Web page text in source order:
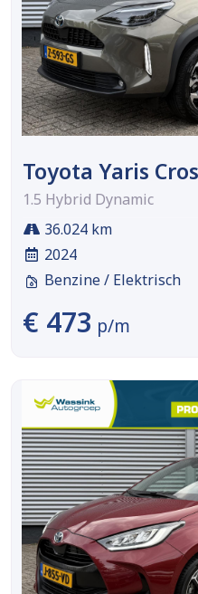
Toyota Yaris
1.5 Hybrid Dynamic
36.024 km
2024
Benzine / Elektrisch
€ 473 p/m